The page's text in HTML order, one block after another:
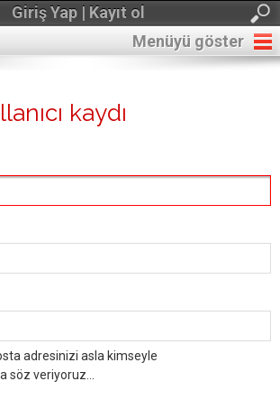
Giriş Yap | Kayıt ol
Menüyü göster
kaydı
adresinizi asla kimseyle
söz veriyoruz...